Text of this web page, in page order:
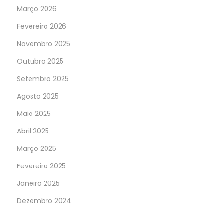
Março 2026
Fevereiro 2026
Novembro 2025
Outubro 2025
Setembro 2025
Agosto 2025
Maio 2025
Abril 2025
Março 2025
Fevereiro 2025
Janeiro 2025
Dezembro 2024